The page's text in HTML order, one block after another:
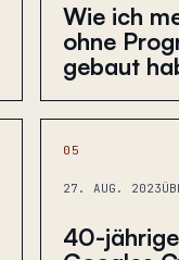
Wie ich
ohne
gebaut
05
27. AUG. 2023
40-